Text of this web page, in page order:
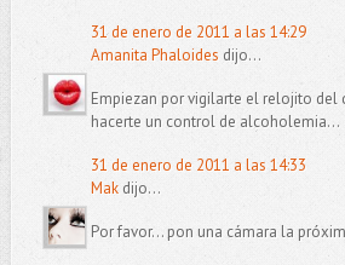
31 de enero de 2011 a las 14:29
Amanita Phaloides dijo...
Empiezan por vigilarte el relojito del
hacerte un control de alcoholemia...
31 de enero de 2011 a las 14:33
Makdijo...
Por favor... pon una cámara la